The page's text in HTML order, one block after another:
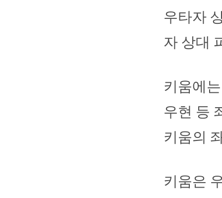
우타자
자 상대
키움에
우현 등
키움의
키움은